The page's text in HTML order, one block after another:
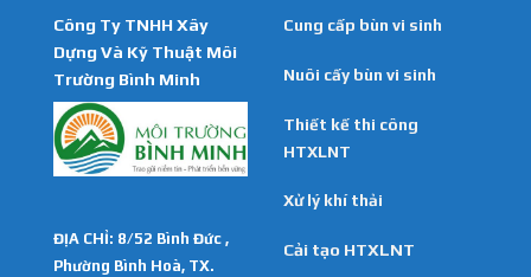
Công Ty TNHH Xây
Dựng Và Kỹ Thuật Môi
Trường Bình Minh
ĐỊA CHỈ: 8/52 Bình Đức ,
Phường Bình Hoà, TX.
Cung cấp bùn vi sinh
Nuôi cấy bùn vi sinh
Thiết kế thi công
HTXLNT
Xử lý khí thải
Cải tạo HTXLNT